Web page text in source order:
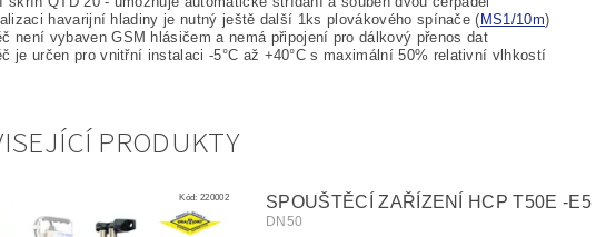
havarijní hladiny je nutný ještě další 1ks plovákového spínače ( MS1/10m)
není vybaven GSM hlásičem a nemá připojení pro dálkový přenos dat
je určen pro vnitřní instalaci -5°C až +40°C s maximální 50% relativní vlhkostí
PRODUKTY
Kód: 220002 SPOUŠTĚCÍ ZAŘÍZENÍ HCP T50E -E5
DN50